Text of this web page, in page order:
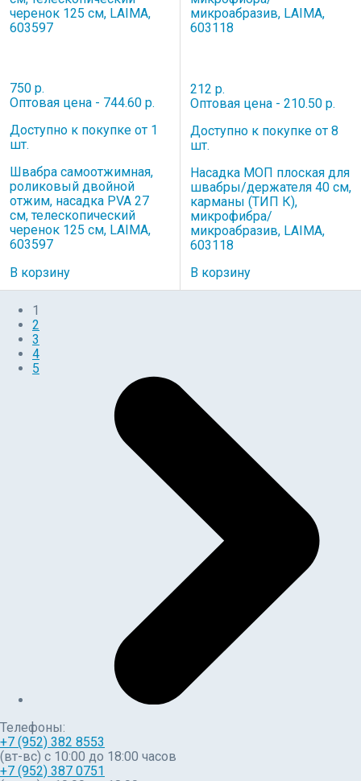
750 р.
Оптовая цена - 744.60 р.
Доступно к покупке от 1
шт.
Швабра самоотжимная,
роликовый двойной
отжим, насадка PVA 27
см, телескопический
черенок 125 см, LAIMA,
603597
В корзину
212 р.
Оптовая цена - 210.50 р.
Доступно к покупке от 8
шт.
Насадка МОП плоская для
швабры/держателя 40 см,
карманы (ТИП К),
микрофибра/
микроабразив, LAIMA,
603118
В корзину
1
2
3
4
5
Телефоны:
+7 (952) 382 8553
(вт-вс) c 10:00 до 18:00 часов
+7 (952) 387 0751